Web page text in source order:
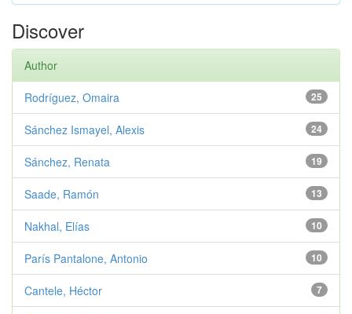
Discover
Author
25
Rodríguez, Omaira
24
Sánchez Ismayel, Alexis
19
Sánchez, Renata
13
Saade, Ramón
10
Nakhal, Elías
10
París Pantalone, Antonio
7
Cantele, Héctor